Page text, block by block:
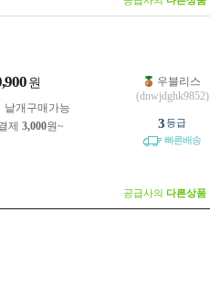
원
낱개구매가능
제 3,000원~
우블리스
(dnwjdghk9852)
3등급
빠른배송
공급사의 다른상품